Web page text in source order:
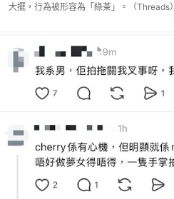
大擺，行為被形容為「綠茶」。（Threads）